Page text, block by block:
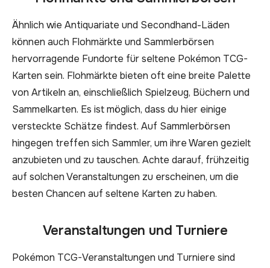
Ähnlich wie Antiquariate und Secondhand-Läden
können auch Flohmärkte und Sammlerbörsen
hervorragende Fundorte für seltene Pokémon TCG-
Karten sein. Flohmärkte bieten oft eine breite Palette
von Artikeln an, einschließlich Spielzeug, Büchern und
Sammelkarten. Es ist möglich, dass du hier einige
versteckte Schätze findest. Auf Sammlerbörsen
hingegen treffen sich Sammler, um ihre Waren gezielt
anzubieten und zu tauschen. Achte darauf, frühzeitig
auf solchen Veranstaltungen zu erscheinen, um die
besten Chancen auf seltene Karten zu haben.
Veranstaltungen und Turniere
Pokémon TCG-Veranstaltungen und Turniere sind